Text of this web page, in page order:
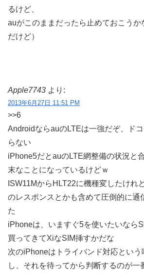
るけど、
auがこのままだったら止めておこうか
だけど）
Apple7743 より:
2013年6月27日 11:51 PM
>>6
AndroidならauのLTEは一強だぞ、ド
らない
iPhone5だとauのLTE網整備の状況と
末なことになっているけどｗ
ISW11MからHLT22に機種変したけれ
のレスポンスとかも含めて圧倒的に通
た
iPhoneは、いますぐ5を使いたいなら
買ってきてXiなSIM挿すかだな
次のiPhoneはトライバンド対応という
し、それを待ってから判断するのが一